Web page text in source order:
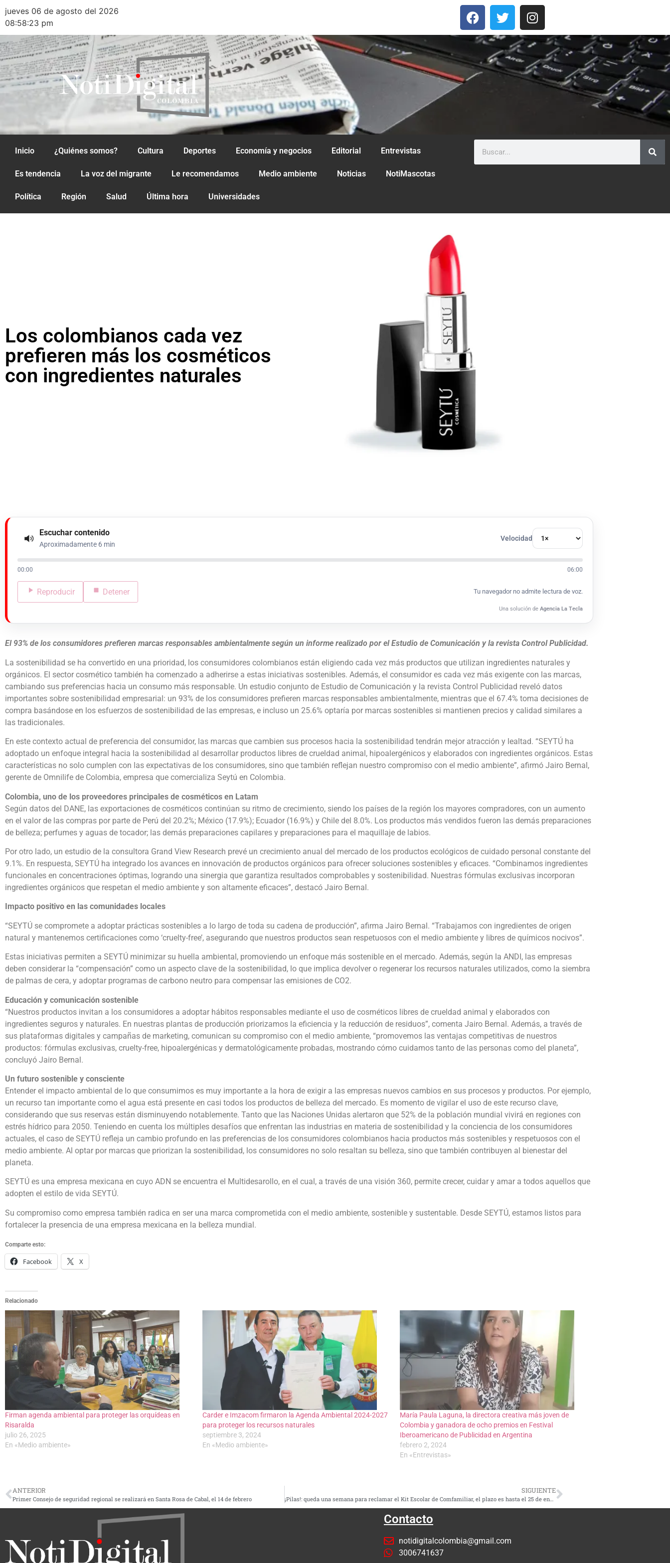
jueves 06 de agosto del 2026
08:58:23 pm
Inicio ¿Quiénes somos? Cultura Deportes Economía y negocios Editorial Entrevistas
Es tendencia La voz del migrante Le recomendamos Medio ambiente Noticias NotiMascotas
Política Región Salud Última hora Universidades
Los colombianos cada vez
prefieren más los cosméticos
con ingredientes naturales
Escuchar contenido
Aproximadamente 6 min
Velocidad
00:00 06:00
Reproducir Detener Tu navegador no admite lectura de voz.
Una solución de Agencia La Tecla
El 93% de los consumidores prefieren marcas responsables ambientalmente según un informe realizado por el Estudio de Comunicación y la revista Control Publicidad.
La sostenibilidad se ha convertido en una prioridad, los consumidores colombianos están eligiendo cada vez más productos que utilizan ingredientes naturales y
orgánicos. El sector cosmético también ha comenzado a adherirse a estas iniciativas sostenibles. Además, el consumidor es cada vez más exigente con las marcas,
cambiando sus preferencias hacia un consumo más responsable. Un estudio conjunto de Estudio de Comunicación y la revista Control Publicidad reveló datos
importantes sobre sostenibilidad empresarial: un 93% de los consumidores prefieren marcas responsables ambientalmente, mientras que el 67.4% toma decisiones de
compra basándose en los esfuerzos de sostenibilidad de las empresas, e incluso un 25.6% optaría por marcas sostenibles si mantienen precios y calidad similares a
las tradicionales.
En este contexto actual de preferencia del consumidor, las marcas que cambien sus procesos hacia la sostenibilidad tendrán mejor atracción y lealtad. “SEYTÚ ha
adoptado un enfoque integral hacia la sostenibilidad al desarrollar productos libres de crueldad animal, hipoalergénicos y elaborados con ingredientes orgánicos. Estas
características no solo cumplen con las expectativas de los consumidores, sino que también reflejan nuestro compromiso con el medio ambiente”, afirmó Jairo Bernal,
gerente de Omnilife de Colombia, empresa que comercializa Seytú en Colombia.
Colombia, uno de los proveedores principales de cosméticos en Latam
Según datos del DANE, las exportaciones de cosméticos continúan su ritmo de crecimiento, siendo los países de la región los mayores compradores, con un aumento
en el valor de las compras por parte de Perú del 20.2%; México (17.9%); Ecuador (16.9%) y Chile del 8.0%. Los productos más vendidos fueron las demás preparaciones
de belleza; perfumes y aguas de tocador; las demás preparaciones capilares y preparaciones para el maquillaje de labios.
Por otro lado, un estudio de la consultora Grand View Research prevé un crecimiento anual del mercado de los productos ecológicos de cuidado personal constante del
9.1%. En respuesta, SEYTÚ ha integrado los avances en innovación de productos orgánicos para ofrecer soluciones sostenibles y eficaces. “Combinamos ingredientes
funcionales en concentraciones óptimas, logrando una sinergia que garantiza resultados comprobables y sostenibilidad. Nuestras fórmulas exclusivas incorporan
ingredientes orgánicos que respetan el medio ambiente y son altamente eficaces”, destacó Jairo Bernal.
Impacto positivo en las comunidades locales
“SEYTÚ se compromete a adoptar prácticas sostenibles a lo largo de toda su cadena de producción”, afirma Jairo Bernal. “Trabajamos con ingredientes de origen
natural y mantenemos certificaciones como ‘cruelty-free’, asegurando que nuestros productos sean respetuosos con el medio ambiente y libres de químicos nocivos”.
Estas iniciativas permiten a SEYTÚ minimizar su huella ambiental, promoviendo un enfoque más sostenible en el mercado. Además, según la ANDI, las empresas
deben considerar la “compensación” como un aspecto clave de la sostenibilidad, lo que implica devolver o regenerar los recursos naturales utilizados, como la siembra
de palmas de cera, y adoptar programas de carbono neutro para compensar las emisiones de CO2.
Educación y comunicación sostenible
“Nuestros productos invitan a los consumidores a adoptar hábitos responsables mediante el uso de cosméticos libres de crueldad animal y elaborados con
ingredientes seguros y naturales. En nuestras plantas de producción priorizamos la eficiencia y la reducción de residuos”, comenta Jairo Bernal. Además, a través de
sus plataformas digitales y campañas de marketing, comunican su compromiso con el medio ambiente, “promovemos las ventajas competitivas de nuestros
productos: fórmulas exclusivas, cruelty-free, hipoalergénicas y dermatológicamente probadas, mostrando cómo cuidamos tanto de las personas como del planeta”,
concluyó Jairo Bernal.
Un futuro sostenible y consciente
Entender el impacto ambiental de lo que consumimos es muy importante a la hora de exigir a las empresas nuevos cambios en sus procesos y productos. Por ejemplo,
un recurso tan importante como el agua está presente en casi todos los productos de belleza del mercado. Es momento de vigilar el uso de este recurso clave,
considerando que sus reservas están disminuyendo notablemente. Tanto que las Naciones Unidas alertaron que 52% de la población mundial vivirá en regiones con
estrés hídrico para 2050. Teniendo en cuenta los múltiples desafíos que enfrentan las industrias en materia de sostenibilidad y la conciencia de los consumidores
actuales, el caso de SEYTÚ refleja un cambio profundo en las preferencias de los consumidores colombianos hacia productos más sostenibles y respetuosos con el
medio ambiente. Al optar por marcas que priorizan la sostenibilidad, los consumidores no solo resaltan su belleza, sino que también contribuyen al bienestar del
planeta.
SEYTÚ es una empresa mexicana en cuyo ADN se encuentra el Multidesarollo, en el cual, a través de una visión 360, permite crecer, cuidar y amar a todos aquellos que
adopten el estilo de vida SEYTÚ.
Su compromiso como empresa también radica en ser una marca comprometida con el medio ambiente, sostenible y sustentable. Desde SEYTÚ, estamos listos para
fortalecer la presencia de una empresa mexicana en la belleza mundial.
Comparte esto:
Facebook X
Relacionado
Firman agenda ambiental para proteger las orquídeas en
Risaralda
julio 26, 2025
En «Medio ambiente»
Carder e Imzacom firmaron la Agenda Ambiental 2024-2027
para proteger los recursos naturales
septiembre 3, 2024
En «Medio ambiente»
María Paula Laguna, la directora creativa más joven de
Colombia y ganadora de ocho premios en Festival
Iberoamericano de Publicidad en Argentina
febrero 2, 2024
En «Entrevistas»
ANTERIOR
Primer Consejo de seguridad regional se realizará en Santa Rosa de Cabal, el 14 de febrero
SIGUIENTE
¡Pilas!: queda una semana para reclamar el Kit Escolar de Comfamiliar, el plazo es hasta el 25 de enero
Contacto
notidigitalcolombia@gmail.com
3006741637